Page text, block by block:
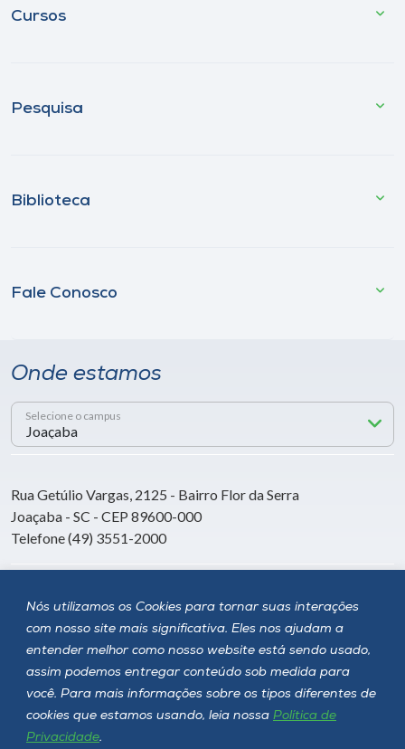
Nós utilizamos os Cookies para tornar suas interações
com nosso site mais significativa. Eles nos ajudam a
entender melhor como nosso website está sendo usado,
assim podemos entregar conteúdo sob medida para
você. Para mais informações sobre os tipos diferentes de
cookies que estamos usando, leia nossa Política de
Privacidade.
Cursos
Pesquisa
Biblioteca
Fale Conosco
Onde estamos
Selecione o campus
Rua Getúlio Vargas, 2125 - Bairro Flor da Serra
Joaçaba - SC - CEP 89600-000
Telefone (49) 3551-2000
Siga a Unoesc